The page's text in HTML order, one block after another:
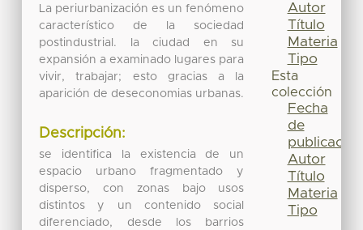
La periurbanización es un fenómeno
característico de la sociedad
postindustrial. la ciudad en su
expansión a examinado lugares para
vivir, trabajar; esto gracias a la
aparición de deseconomias urbanas.
Descripción:
se identifica la existencia de un
espacio urbano fragmentado y
disperso, con zonas bajo usos
distintos y un contenido social
diferenciado, desde los barrios
Autor
Título
Materia
Tipo
Esta
colección
Fecha
de
publicación
Autor
Título
Materia
Tipo